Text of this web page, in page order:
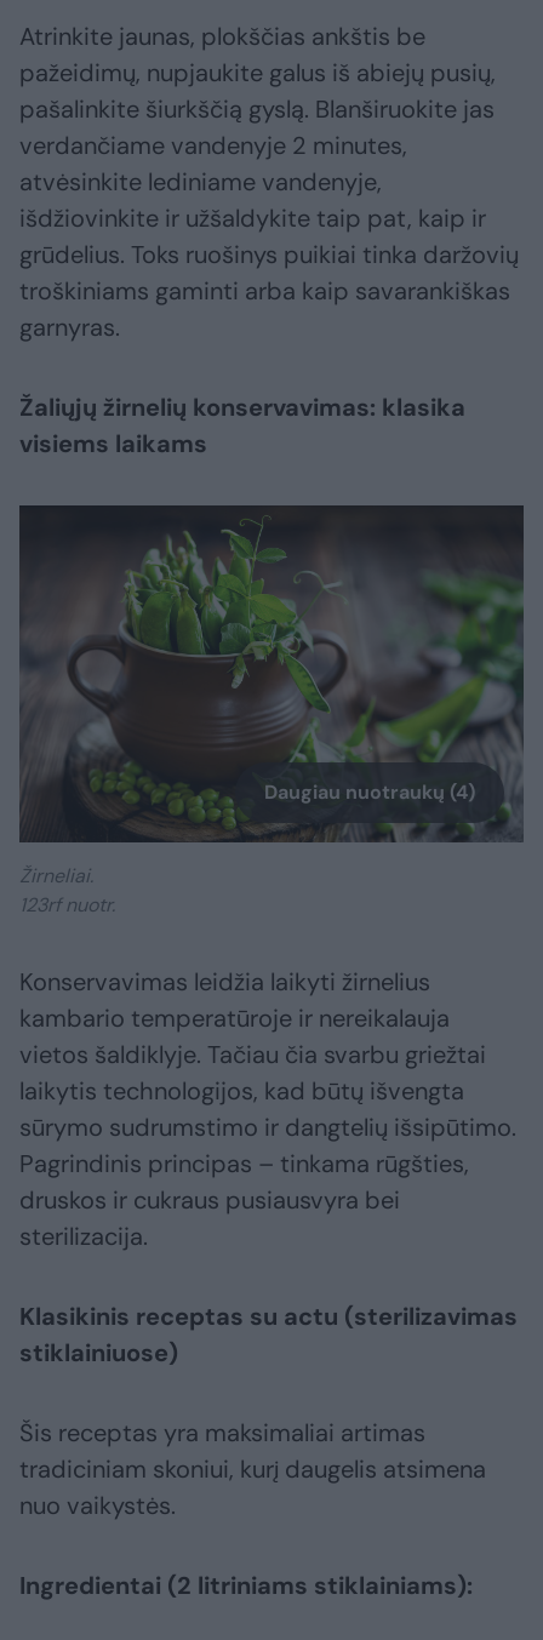
Atrinkite jaunas, plokščias ankštis be
pažeidimų, nupjaukite galus iš abiejų pusių,
pašalinkite šiurkščią gyslą. Blanširuokite jas
verdančiame vandenyje 2 minutes,
atvėsinkite lediniame vandenyje,
išdžiovinkite ir užšaldykite taip pat, kaip ir
grūdelius. Toks ruošinys puikiai tinka daržovių
troškiniams gaminti arba kaip savarankiškas
garnyras.
Žaliųjų žirnelių konservavimas: klasika
visiems laikams
Daugiau nuotraukų (4)
Žirneliai.
123rf nuotr.
Konservavimas leidžia laikyti žirnelius
kambario temperatūroje ir nereikalauja
vietos šaldiklyje. Tačiau čia svarbu griežtai
laikytis technologijos, kad būtų išvengta
sūrymo sudrumstimo ir dangtelių išsipūtimo.
Pagrindinis principas – tinkama rūgšties,
druskos ir cukraus pusiausvyra bei
sterilizacija.
Klasikinis receptas su actu (sterilizavimas
stiklainiuose)
Šis receptas yra maksimaliai artimas
tradiciniam skoniui, kurį daugelis atsimena
nuo vaikystės.
Ingredientai (2 litriniams stiklainiams):